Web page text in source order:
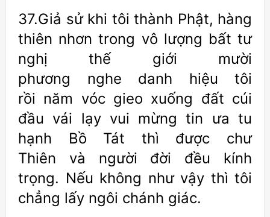
37.Giả sử khi tôi thành Phật, hàng
thiên nhơn trong vô lượng bất tư
nghị thế giới mười
phương nghe danh hiệu tôi
rồi năm vóc gieo xuống đất cúi
đầu vái lạy vui mừng tin ưa tu
hạnh Bồ Tát thì được chư
Thiên và người đời đều kính
trọng. Nếu không như vậy thì tôi
chẳng lấy ngôi chánh giác.